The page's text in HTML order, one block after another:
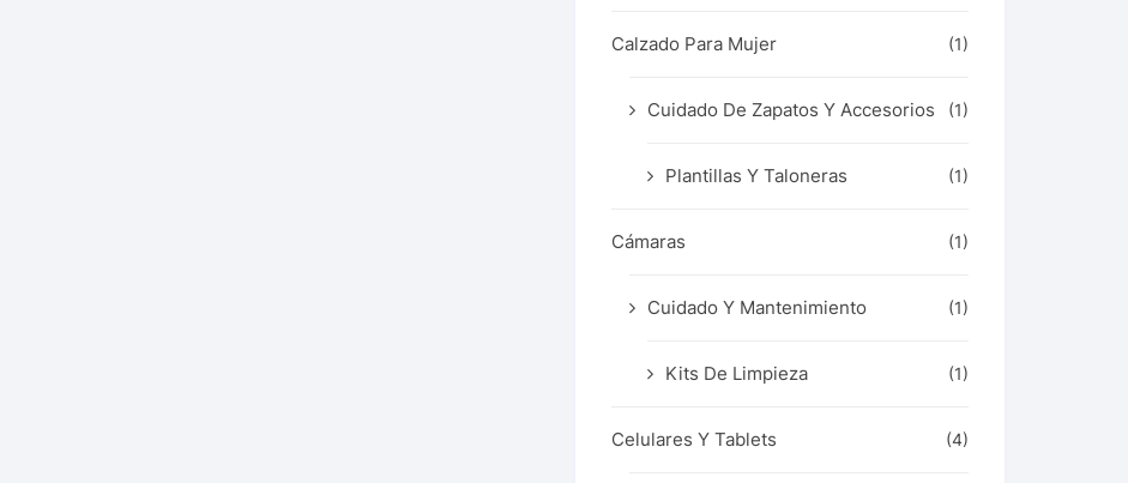
Calzado Para Mujer (1)
Cuidado De Zapatos Y Accesorios (1)
Plantillas Y Taloneras (1)
Cámaras (1)
Cuidado Y Mantenimiento (1)
Kits De Limpieza (1)
Celulares Y Tablets (4)